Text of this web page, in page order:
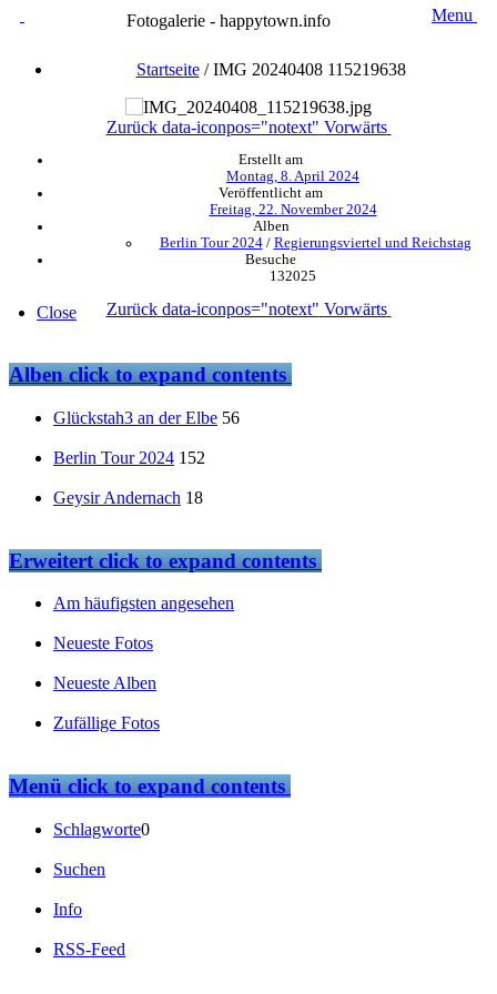
Fotogalerie - happytown.info Menu
Startseite/IMG 20240408 115219638
Zurück data-iconpos="notext" Vorwärts
Erstellt am
Montag, 8. April 2024
Veröffentlicht am
Freitag, 22. November 2024
Alben
Berlin Tour 2024/ Regierungsviertel und Reichstag
Besuche
132025
Zurück data-iconpos="notext" Vorwärts
Close
Albenclick to expand contents
Glückstah3 an der Elbe 56
Berlin Tour 2024 152
Geysir Andernach 18
Erweitertclick to expand contents
Am häufigsten angesehen
Neueste Fotos
Neueste Alben
Zufällige Fotos
Menüclick to expand contents
Schlagworte0
Suchen
Info
RSS-Feed